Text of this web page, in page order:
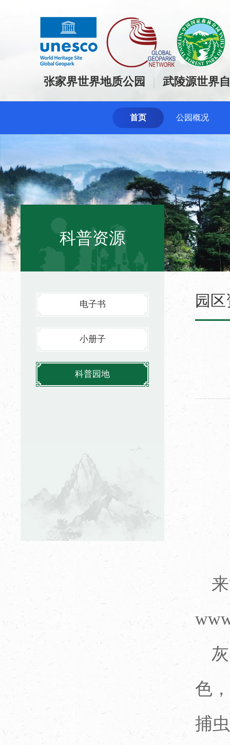
张家界世界地质公园 | 武陵源世界
首页 公园概况
科普资源
电子书
小册子
科普园地
园
色
捕